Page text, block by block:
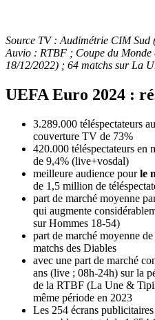
Source TV : Audimétrie CIM Sud
Auvio : RTBF ; Coupe du
18/12/2022) ; 64 matchs sur La
UEFA Euro 2024 :
3.289.000 téléspectateurs
couverture TV de 73%
420.000 téléspectateurs en
de 9,4% (live+vosdal)
meilleure audience pourle
de 1,5 million de
part de marché moyenne
qui augmente
sur Hommes 18-54)
part de marché moyenne
matchs des Diables
avec une part de marché
ans (live ; 08h-24h) sur la
de la RTBF (La Une &
même période en 2023
Les 254 écrans